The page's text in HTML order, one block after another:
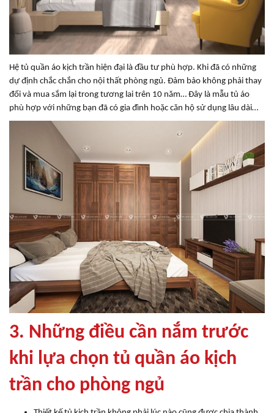
Hệ tủ quần áo kịch trần hiện đại là đầu tư phù hợp. Khi đã có những
dự định chắc chắn cho nội thất phòng ngủ. Đảm bảo không phải thay
đổi và mua sắm lại trong tương lai trên 10 năm… Đây là mẫu tủ áo
phù hợp với những bạn đã có gia đình hoặc căn hộ sử dụng lâu dài…
3. Những điều cần nắm trước
khi lựa chọn tủ quần áo kịch
trần cho phòng ngủ